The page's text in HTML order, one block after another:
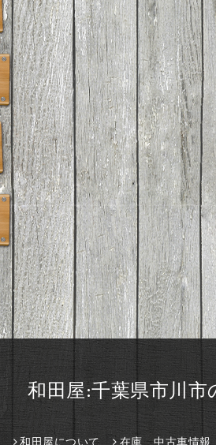
和田屋:千葉県市川
和田屋について 在庫、中古車情報